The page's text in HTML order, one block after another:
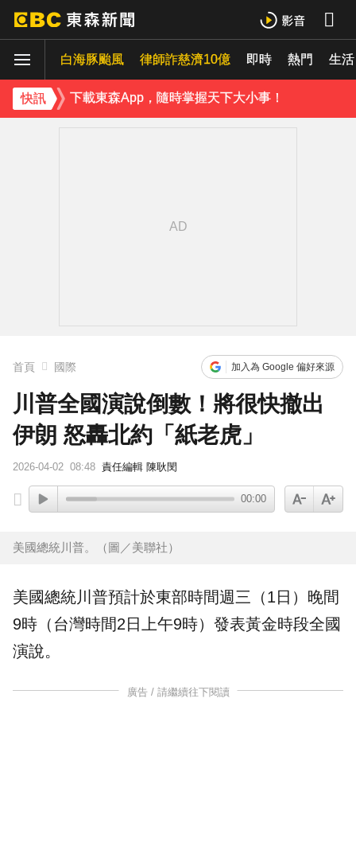
白海豚颱風 律師詐慈濟10億 即時 熱門 生活
快訊
肥大叔猝逝5天！原訂明直播說明突喊卡 團隊忍痛曝原因
下載東森App，隨時掌握天下大小事！
首頁 國際 加入為 Google 偏好來源
川普全國演說倒數！將很快撤出
伊朗 怒轟北約「紙老虎」
2026-04-02 08:48 責任編輯 陳耿閔
00:00
美國總統川普。（圖／美聯社）
美國總統川普預計於東部時間週三（1日）晚間
9時（台灣時間2日上午9時）發表黃金時段全國
演說。
廣告 / 請繼續往下閱讀